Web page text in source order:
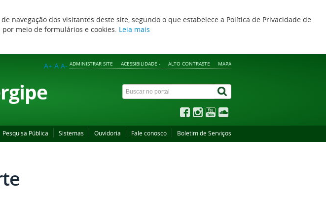
navegação dos visitantes deste site, segundo o que estabelece a Política de Privacidade de
meio de formulários e cookies. Leia mais
ADMINISTRAR SITE ACESSIBILIDADE - ALTO CONTRASTE MAPA
A+ A A-
Pesquisa Pública Sistemas Ouvidoria Fale conosco Boletim de Serviços